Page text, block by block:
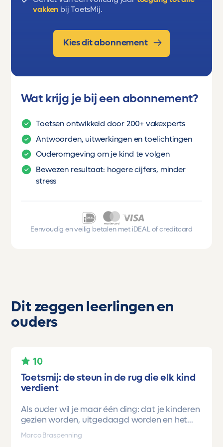
vakken bij ToetsMij.
Kies dit abonnement
Wat krijg je bij een abonnement?
Toetsen ontwikkeld door 200+ vakexperts
Antwoorden, uitwerkingen en toelichtingen
Ouderomgeving om je kind te volgen
Bewezen resultaat: hogere cijfers, minder
stress
Eenvoudig en veilig betalen met iDEAL of creditcard
Dit zeggen leerlingen en
ouders
10
Toetsmij: de steun in de rug die elk kind
verdient
Als ouder wil je maar één ding: dat je kinderen
gezien worden, uitgedaagd worden en het
vertrouwen krijgen dat ze méér kunnen dan ze
zelf soms denken. Voor ons is Toetsmij daarin
Marco Braspenning